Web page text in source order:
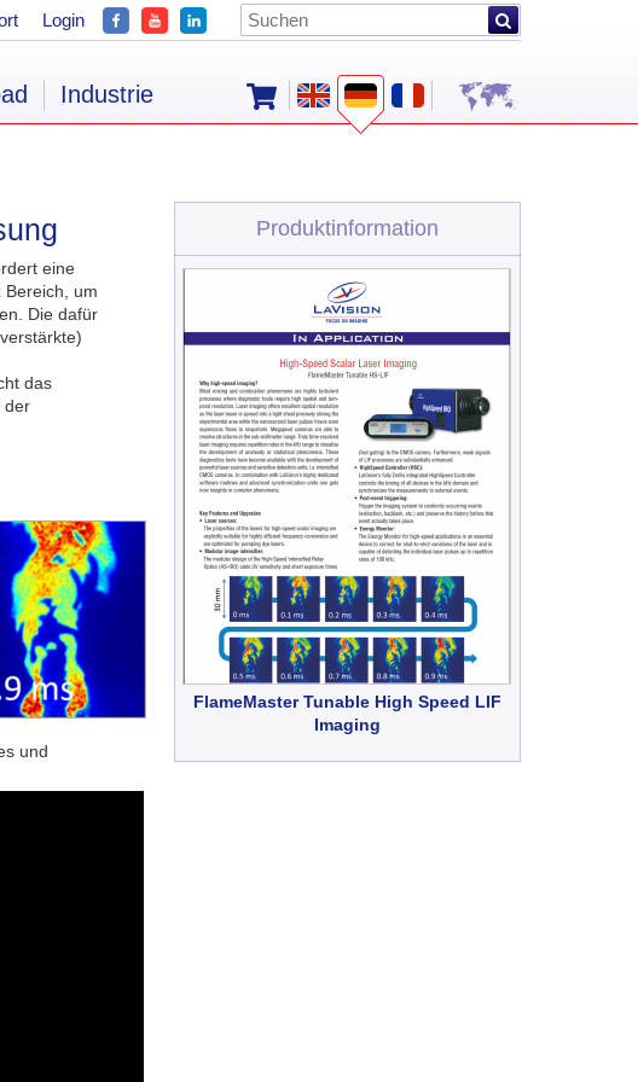
eine
Bereich, um
Die dafür
das
der
und
Produktinformation
FlameMaster Tunable High Speed LIF
Imaging
Login
Industrie